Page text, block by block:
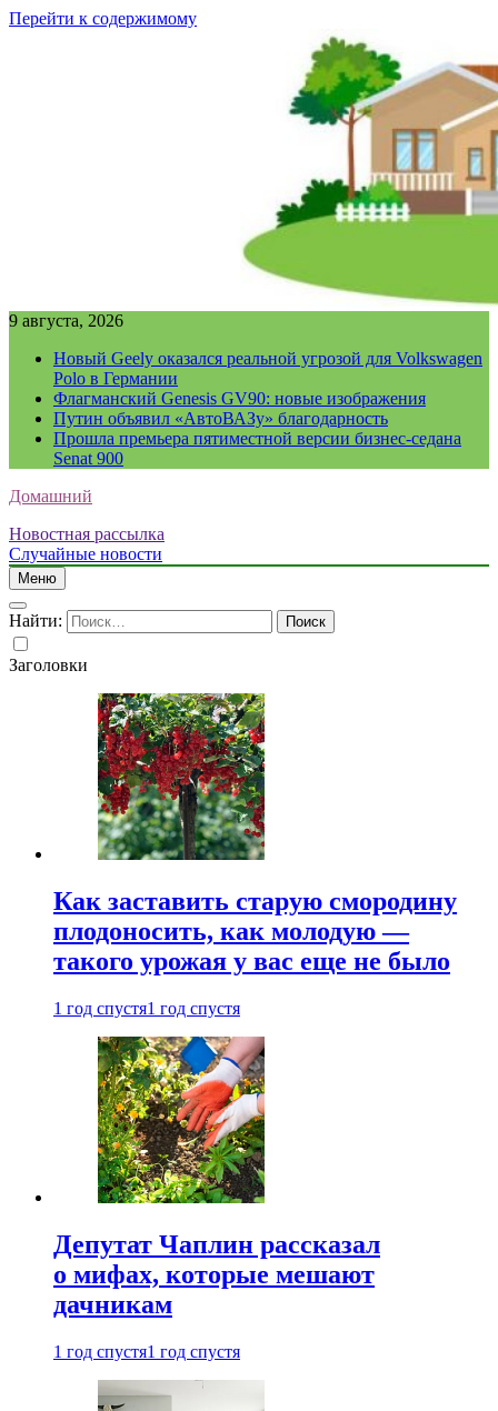
Перейти к содержимому
9 августа, 2026
Новый Geely оказался реальной угрозой для Volkswagen
Polo в Германии
Флагманский Genesis GV90: новые изображения
Путин объявил «АвтоВАЗу» благодарность
Прошла премьера пятиместной версии бизнес-седана
Senat 900
Домашний
Новостная рассылка
Случайные новости
Меню
Найти:
Заголовки
Как заставить старую смородину
плодоносить, как молодую —
такого урожая у вас еще не было
1 год спустя1 год спустя
Депутат Чаплин рассказал
о мифах, которые мешают
дачникам
1 год спустя1 год спустя